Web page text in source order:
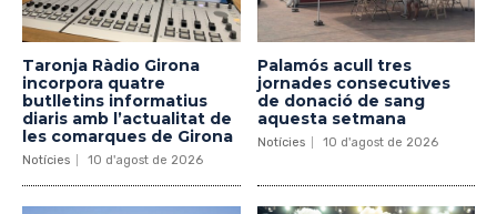
Taronja Ràdio Girona
incorpora quatre
butlletins informatius
diaris amb l’actualitat de
les comarques de Girona
Notícies 10 d'agost de 2026
Palamós acull tres
jornades consecutives
de donació de sang
aquesta setmana
Notícies 10 d'agost de 2026